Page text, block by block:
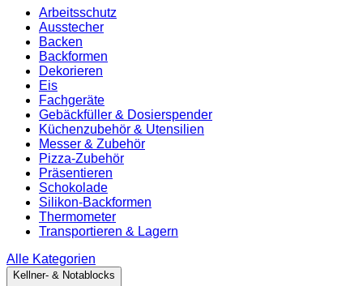
Arbeitsschutz
Ausstecher
Backen
Backformen
Dekorieren
Eis
Fachgeräte
Gebäckfüller & Dosierspender
Küchenzubehör & Utensilien
Messer & Zubehör
Pizza-Zubehör
Präsentieren
Schokolade
Silikon-Backformen
Thermometer
Transportieren & Lagern
Alle Kategorien
Kellner- & Notablocks